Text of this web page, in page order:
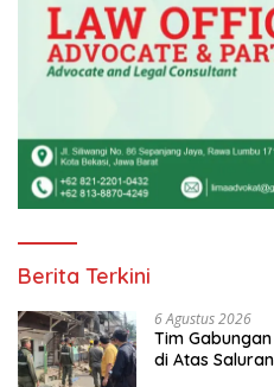
Berita Terkini
6 Agustus 2026
Tim
di Atas